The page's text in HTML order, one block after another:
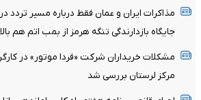
مذاکرات ایران و عمان فقط درباره مسیر تردد
جایگاه بازدارندگی تنگه هرمز از بمب اتم هم
مشکلات خریداران شرکت «فردا موتور» در
مرکز لرستان بررسی شد